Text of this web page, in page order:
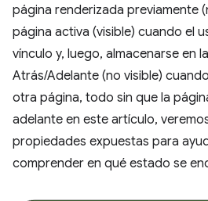
página renderizada previamente
página activa (visible) cuando el
vínculo y, luego, almacenarse en
Atrás/Adelante (no visible)
otra página, todo sin que la
adelante en este artículo,
propiedades expuestas para
comprender en qué estado se